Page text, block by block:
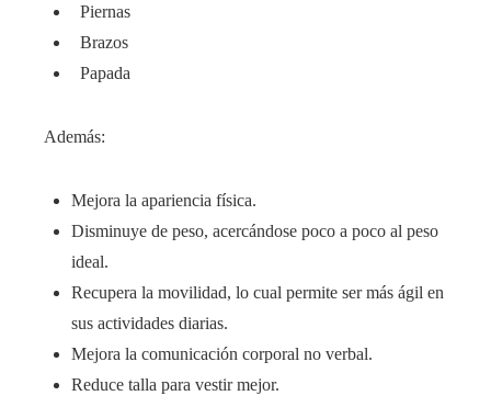
Piernas
Brazos
Papada
Además:
Mejora la apariencia física.
Disminuye de peso, acercándose poco a poco al peso
ideal.
Recupera la movilidad, lo cual permite ser más ágil en
sus actividades diarias.
Mejora la comunicación corporal no verbal.
Reduce talla para vestir mejor.